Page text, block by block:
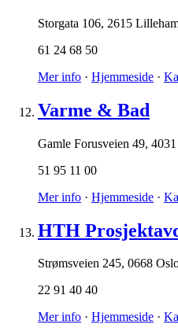
Storgata 106, 2615
61 24 68 50
Mer info · Hjemmeside ·
Varme & Bad
Gamle Forusveien 49,
51 95 11 00
Mer info · Hjemmeside ·
HTH
Strømsveien 245, 0668
22 91 40 40
Mer info · Hjemmeside ·